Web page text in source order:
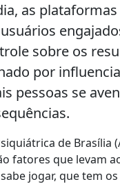
as
sobre os
por
pessoas se
de Brasília
fatores que levam
jogar, que tem